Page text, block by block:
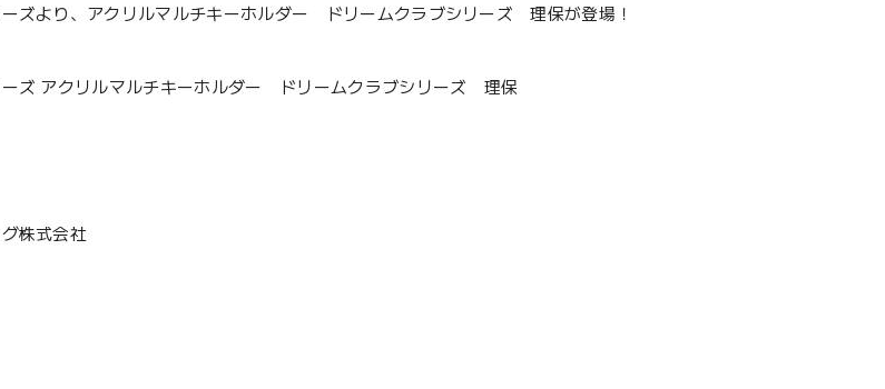
ーズより、アクリルマルチキーホルダー ドリームクラブシリーズ 理保が登場！
ーズ アクリルマルチキーホルダー ドリームクラブシリーズ 理保
株式会社